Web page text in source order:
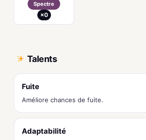
Spectre
×0
Talents
Fuite
Améliore chances de fuite.
Adaptabilité